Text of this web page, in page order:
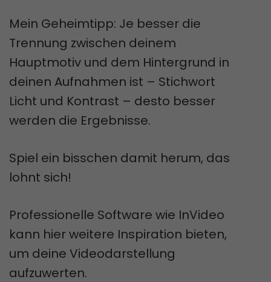
Mein Geheimtipp: Je besser die
Trennung zwischen deinem
Hauptmotiv und dem Hintergrund in
deinen Aufnahmen ist – Stichwort
Licht und Kontrast – desto besser
werden die Ergebnisse.
Spiel ein bisschen damit herum, das
lohnt sich!
Professionelle Software wie InVideo
kann hier weitere Inspiration bieten,
um deine Videodarstellung
aufzuwerten.